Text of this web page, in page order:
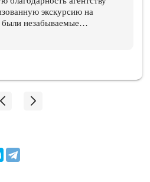
экскурсию на
незабываемые
останутся навсегда.
совершил подвиг и погиб его